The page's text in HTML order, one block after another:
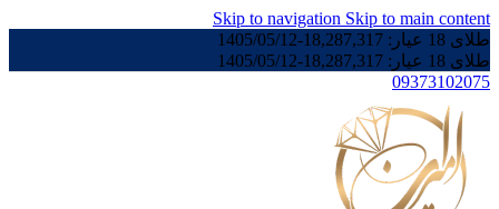
Skip to navigation Skip to main content
طلای 18 عیار:
18,287,317
-
1405/05/12
طلای 18 عیار:
18,287,317
-
1405/05/12
09373102075